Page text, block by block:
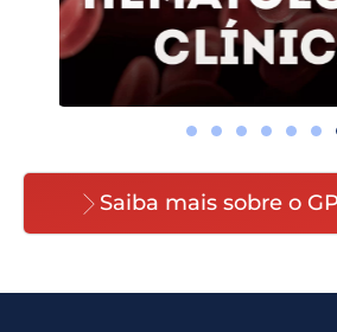
Saiba mais sobre o